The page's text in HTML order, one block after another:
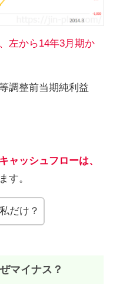
左から14年3月期か
調整前当期純利益
ャッシュフローは、
す。
だけ？
マイナス？